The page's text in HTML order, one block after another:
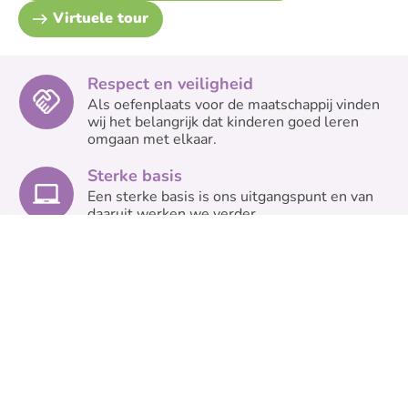
Virtuele tour
Respect en veiligheid
Als oefenplaats voor de maatschappij vinden
wij het belangrijk dat kinderen goed leren
omgaan met elkaar.
Sterke basis
Een sterke basis is ons uitgangspunt en van
daaruit werken we verder.